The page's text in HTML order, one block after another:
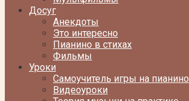
Досуг
Анекдоты
Это интересно
Пианино в стихах
Фильмы
Уроки
Самоучитель игры на пианино
Видеоуроки